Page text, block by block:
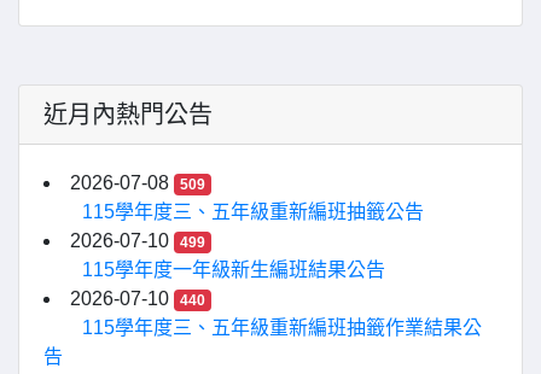
近月內熱門公告
2026-07-08 509
115學年度三、五年級重新編班抽籤公告
2026-07-10
499
115學年度一年級新生編班結果公告
2026-07-10
440
115學年度三、五年級重新編班抽籤作業結果公
告